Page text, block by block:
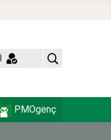
PMOgenç